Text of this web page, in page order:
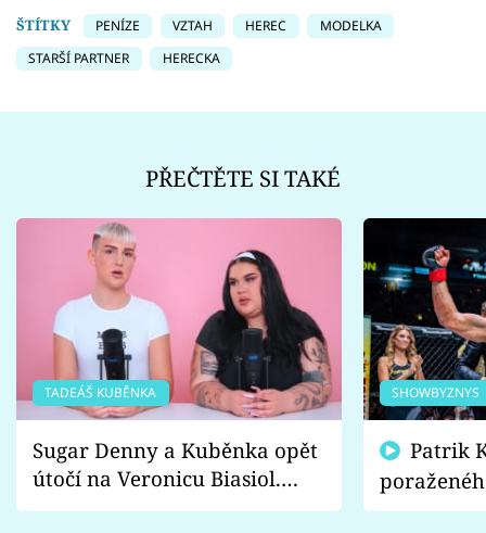
ŠTÍTKY
PENÍZE VZTAH HEREC
MODELKA
STARŠÍ PARTNER
HERECKA
PŘEČTĚTE SI TAKÉ
TADEÁŠ KUBĚNKA
Sugar Denny a Kuběnka opět
útočí na Veronicu Biasiol.
Proč je podle nich falešná a
SHOWBYZNYS
fanoušci